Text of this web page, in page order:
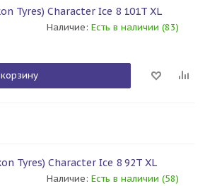
Tyres) Character Ice 8 101T XL
Наличие: Есть в наличии (83)
Tyres) Character Ice 8 92T XL
Наличие: Есть в наличии (58)